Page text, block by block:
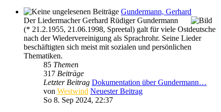
Gundermann, Gerhard
Der Liedermacher Gerhard Rüdiger Gundermann
(* 21.2.1955, 21.06.1998, Spreetal) galt für viele Ostdeutsche
nach der Wiedervereinigung als Sprachrohr. Seine Lieder
beschäftigten sich meist mit sozialen und persönlichen
Thematiken.
85 Themen
317 Beiträge
Letzter Beitrag Dokumentation über Gundermann…
von Westwind Neuester Beitrag
So 8. Sep 2024, 22:37